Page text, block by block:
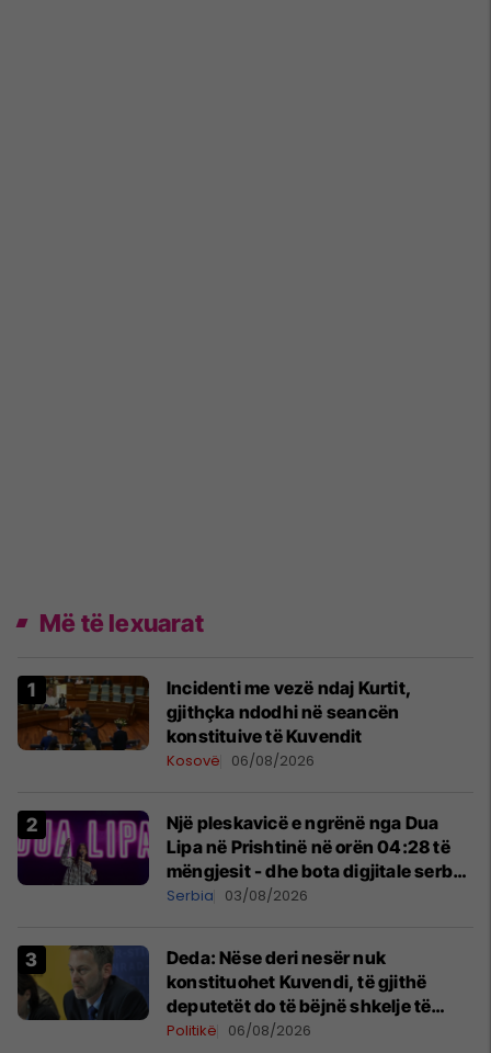
Më të lexuarat
Incidenti me vezë ndaj Kurtit,
gjithçka ndodhi në seancën
konstituive të Kuvendit
Kosovë 06/08/2026
Një pleskavicë e ngrënë nga Dua
Lipa në Prishtinë në orën 04:28 të
mëngjesit - dhe bota digjitale serbe
shpall gjendjen e luftës
Serbia 03/08/2026
Deda: Nëse deri nesër nuk
konstituohet Kuvendi, të gjithë
deputetët do të bëjnë shkelje të
rëndë kushtetuese
Politikë 06/08/2026